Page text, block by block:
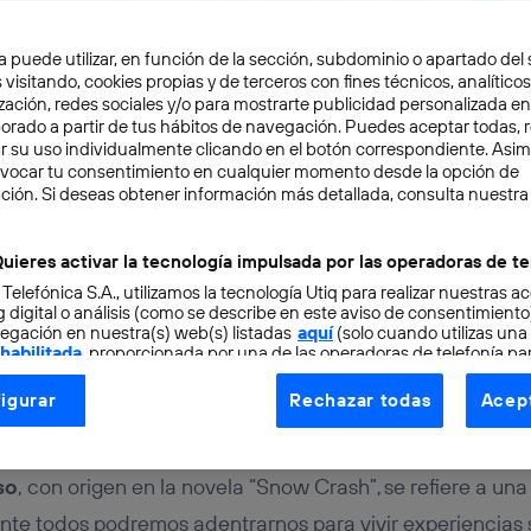
5 min
del Metaverso:
virtual
, con origen en la novela “Snow Crash”, se refiere a
todos podremos adentrarnos para vivir experiencias
puede utilizar, en función de la sección, subdominio o apartado del
visitando, cookies propias y de terceros con fines técnicos,
redes sociales y/o para mostrarte publicidad personalizada
a partir de tus hábitos de navegación. Puedes aceptar todas,
su uso individualmente clicando en el botón correspondiente.
tu consentimiento en cualquier momento desde la opción de
Si deseas obtener información más detallada, consulta nuestra
activar la tecnología impulsada por las operadoras de
S.A., utilizamos la tecnología Utiq para realizar nuestras
digital o análisis (como se describe en este aviso de
en nuestra(s) web(s) listadas aquí(solo cuando utilizas una
, proporcionada por una de las operadoras de telefonía
consentimiento en cada página web).
Utiq está diseñada con la privacidad como prioridad
tu dirección IP y otra información de la cuenta de cliente de
a la conexión que utilizas (p. ej., número de teléfono móvil).
Rechazar todas